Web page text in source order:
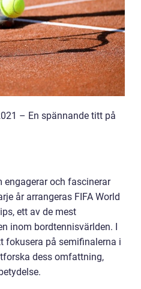
– En spännande titt på
engagerar och fascinerar
år arrangeras FIFA World
ett av de mest
inom bordtennisvärlden. I
fokusera på semifinalerna i
dess omfattning,